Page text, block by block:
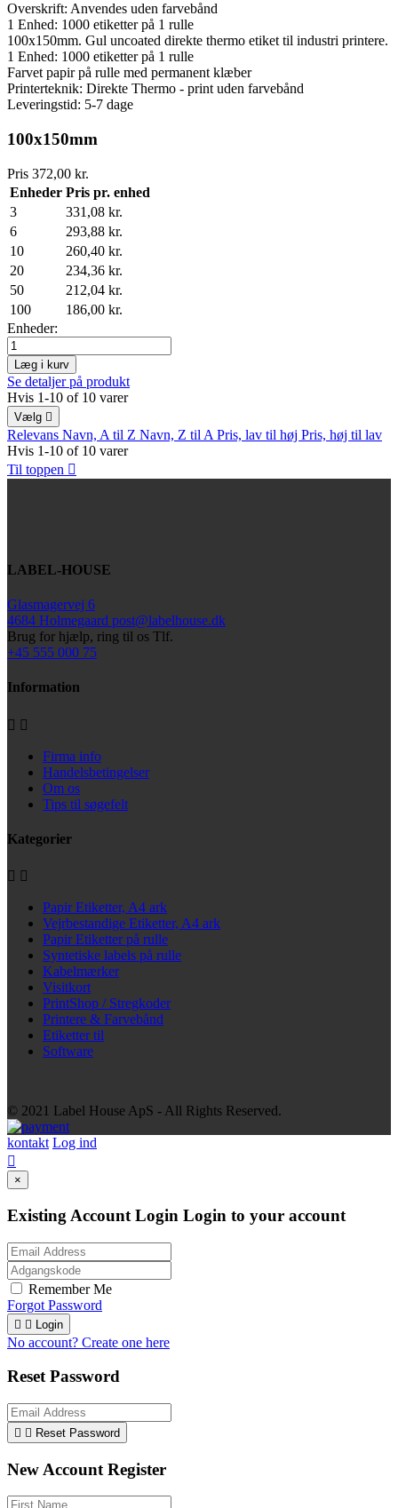
Overskrift: Anvendes uden farvebånd
1 Enhed: 1000 etiketter på 1 rulle
100x150mm. Gul uncoated direkte thermo etiket til industri printere.
1 Enhed: 1000 etiketter på 1 rulle
Farvet papir på rulle med permanent klæber
Printerteknik: Direkte Thermo - print uden farvebånd
Leveringstid: 5-7 dage
100x150mm
Pris 372,00 kr.
Enheder Pris pr. enhed
3
331,08 kr.
6
293,88 kr.
10
260,40 kr.
20
234,36 kr.
50
212,04 kr.
100
186,00 kr.
Enheder:
Læg i kurv
Se detaljer på produkt
Hvis 1-10 of 10 varer
Vælg 
Relevans Navn, A til Z Navn, Z til A Pris, lav til høj Pris, høj til lav
Hvis 1-10 of 10 varer
Til toppen 
LABEL-HOUSE
Glasmagervej 6
4684 Holmegaard post@labelhouse.dk
Brug for hjælp, ring til os Tlf.
+45 555 000 75
Information
 
Firma info
Handelsbetingelser
Om os
Tips til søgefelt
Kategorier
 
Papir Etiketter, A4 ark
Vejrbestandige Etiketter, A4 ark
Papir Etiketter på rulle
Syntetiske labels på rulle
Kabelmærker
Visitkort
PrintShop / Stregkoder
Printere & Farvebånd
Etiketter til
Software
© 2021 Label House ApS - All Rights Reserved.
kontakt Log ind

×
Existing Account Login Login to your account
Remember Me
Forgot Password
  Login
No account? Create one here
Reset Password
  Reset Password
New Account Register